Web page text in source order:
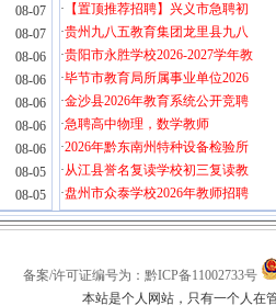
08-07
08-07
08-06
08-06
08-06
08-06
08-06
08-05
08-05
· 【置顶推荐招聘】兴义市急聘初
·贵州九八五教育集团龙里县九八
·贵阳市永胜学校2026-2027学年教
·毕节市教育局所属事业单位2026
·金沙县2026年教育系统公开竞聘
·急聘高中物理，数学教师
·2026年黔东南州特种设备检验所
·从江县誉名复读学校初三复读教
·盘州市众泰学校2026年教师招聘
备案/许可证编号为：黔ICP备11002733号
本站是个人网站，只有一个人在